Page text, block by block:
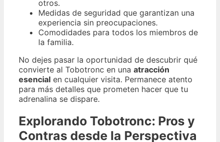
otros.
Medidas de seguridad que garantizan una
experiencia sin preocupaciones.
Comodidades para todos los miembros de
la familia.
No dejes pasar la oportunidad de descubrir qué
convierte al Tobotronc en una atracción
esencial en cualquier visita. Permanece atento
para más detalles que prometen hacer que tu
adrenalina se dispare.
Explorando Tobotronc: Pros y
Contras desde la Perspectiva